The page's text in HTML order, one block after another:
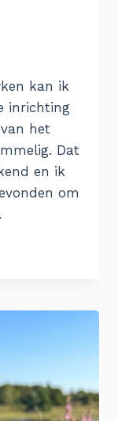
kan ik
inrichting
het
Dat
en ik
om